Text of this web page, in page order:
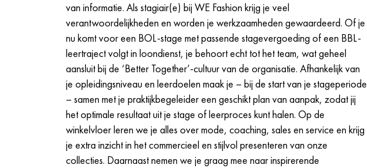
van informatie. Als stagiair(e) bij WE Fashion krijg je veel
verantwoordelijkheden en worden je werkzaamheden gewaardeerd. Of je
nu komt voor een BOL-stage met passende stagevergoeding of een BBL-
leertraject volgt in loondienst, je behoort echt tot het team, wat geheel
aansluit bij de ‘Better Together’-cultuur van de organisatie. Afhankelijk van
je opleidingsniveau en leerdoelen maak je – bij de start van je stageperiode
– samen met je praktijkbegeleider een geschikt plan van aanpak, zodat jij
het optimale resultaat uit je stage of leerproces kunt halen. Op de
winkelvloer leren we je alles over mode, coaching, sales en service en krijg
je extra inzicht in het commercieel en stijlvol presenteren van onze
collecties. Daarnaast nemen we je graag mee naar inspirerende